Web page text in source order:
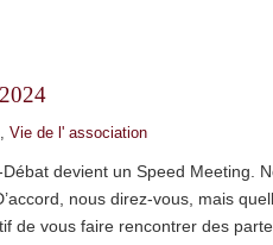
, Vie de l' association
devient un Speed Meeting.
nous direz-vous, mais
de vous faire rencontrer des